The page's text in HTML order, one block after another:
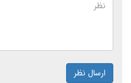
ارسال نظر